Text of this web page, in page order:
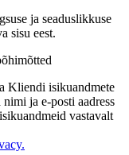
ja seaduslikkuse
sisu eest.
Kliendi isikuandmete
ja e-posti aadress
vastavalt